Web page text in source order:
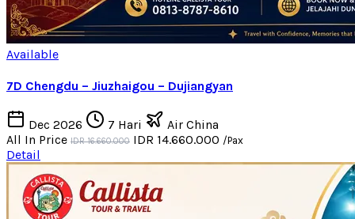
Available
7D Chengdu – Jiuzhaigou – Dujiangyan
Dec 2026 7 Hari
Air China
All In Price IDR 16.660.000 IDR 14.660.000 /Pax
Detail